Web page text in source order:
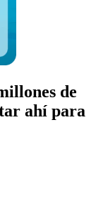
de
ahí para